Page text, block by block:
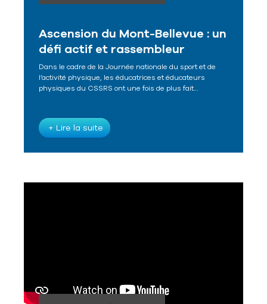
Ascension du Mont-Bellevue : un
défi actif et rassembleur
Dans le cadre de la Journée nationale du sport et de
l’activité physique, les éducatrices et éducateurs
physiques du CSSRS ont une fois de plus fait…
+ Lire la suite